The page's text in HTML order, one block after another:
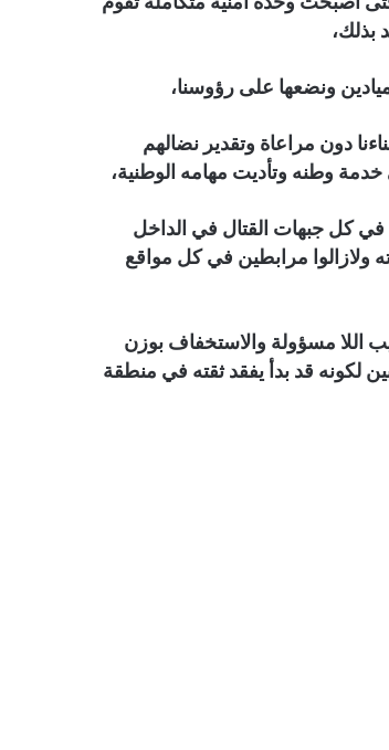
بذلك،
ونضعها على رؤوسنا،
دون مراعاة وتقدير نضالهم
خدمة وطنه وتأديت مهامه الوطنية،
في كل جبهات القتال في الداخل
ولازالوا مرابطين في كل مواقع
اللا مسؤولة والاستخفاف بوزن
لكونه قد بدأ يفقد ثقته في منطقة